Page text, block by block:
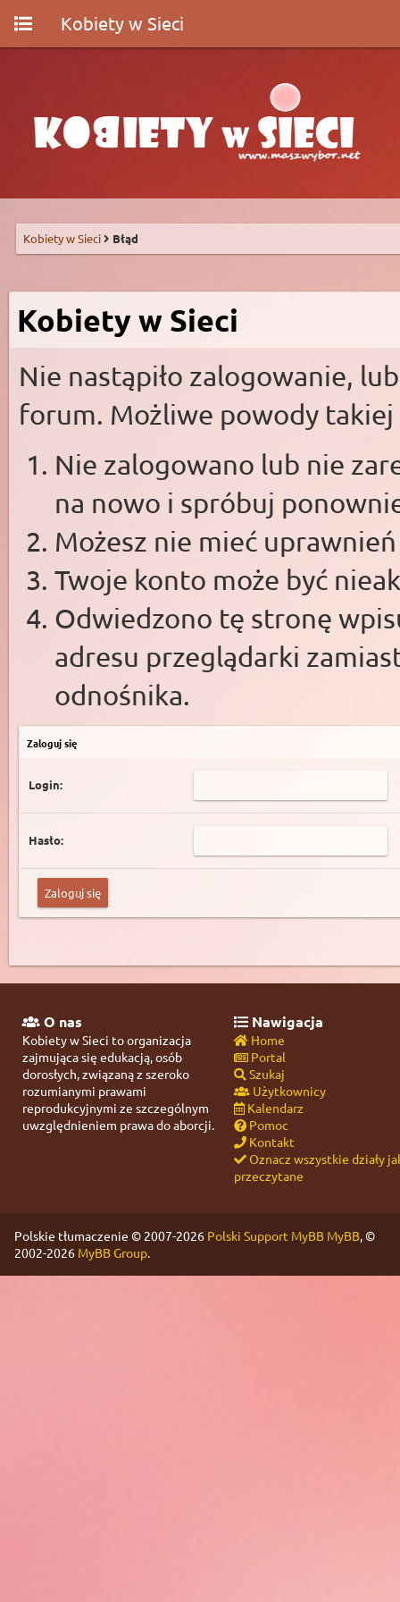
Kobiety w Sieci
Kobiety w Sieci Błąd
Kobiety w Sieci
Nie nastąpiło zalogowanie,
forum. Możliwe powody takiej
Nie zalogowano lub nie
na nowo i spróbuj
Możesz nie mieć
Twoje konto może być
Odwiedzono tę stronę
adresu przeglądarki
odnośnika.
Zaloguj się
Login:
Hasło:
O nas
Kobiety w Sieci to organizacja
zajmująca się edukacją, osób
dorosłych, związaną z szeroko
rozumianymi prawami
reprodukcyjnymi ze szczególnym
uwzględnieniem prawa do aborcji.
Nawigacja
Home
Portal
Szukaj
Użytkownicy
Kalendarz
Pomoc
Kontakt
Oznacz wszystkie działy
przeczytane
Polskie tłumaczenie © 2007-2026 Polski Support MyBB MyBB, ©
2002-2026 MyBB Group.